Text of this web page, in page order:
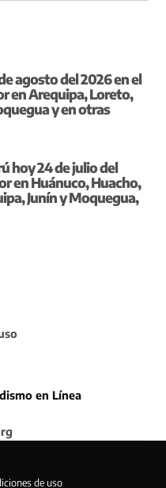
agosto del 2026 en el
en Arequipa, Loreto,
y en otras
hoy 24 de julio del
en Huánuco, Huacho,
Junín y Moquegua,
en Línea
de uso